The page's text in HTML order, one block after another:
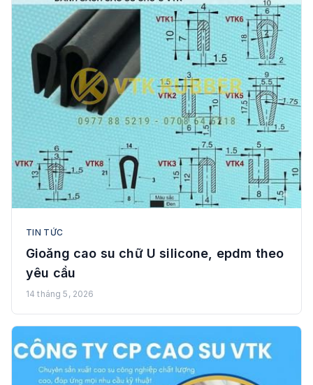
TIN TỨC
Gioăng cao su chữ U silicone, epdm theo
yêu cầu
14 tháng 5, 2026